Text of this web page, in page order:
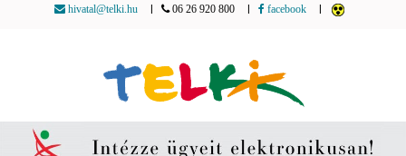
hivatal@telki.hu 06 26 920 800 facebook